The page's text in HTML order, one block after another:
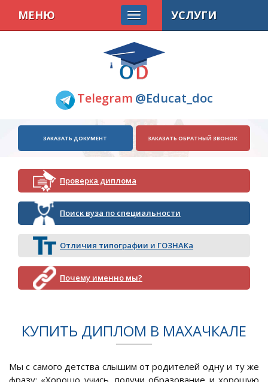
Telegram @Educat_doc
МЕНЮ
ЗАКАЗАТЬ ДОКУМЕНТ ЗАКАЗАТЬ ОБРАТНЫЙ ЗВОНОК
Проверка диплома
Поиск вуза по специальности
Отличия типографии и ГОЗНАКа
Почему именно мы?
УСЛУГИ
КУПИТЬ ДИПЛОМ В МАХАЧКАЛЕ
Мы с самого детства слышим от родителей одну и ту же